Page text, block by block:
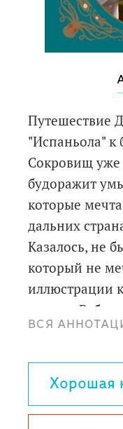
Путешествие
"Испаньола" к
Сокровищ уже
будоражит
которые
дальних
Казалось, не
который не
иллюстрации
роману
Молодому
самое
визуальное
Хокинса,
ВСЯ
Хорошая